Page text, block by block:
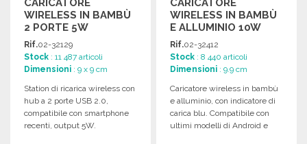
CARICATORE
WIRELESS IN BAMBÙ
2 PORTE 5W
Rif.02-32129
Stock : 11 487 articoli
Dimensioni : 9 x 9 cm
Station di ricarica wireless con
hub a 2 porte USB 2.0,
compatibile con smartphone
recenti, output 5W.
CARICATORE
WIRELESS IN BAMBÙ
E ALLUMINIO 10W
Rif.02-32412
Stock : 8 440 articoli
Dimensioni : 9.9 cm
Caricatore wireless in bambù
e alluminio, con indicatore di
carica blu. Compatibile con
ultimi modelli di Android e